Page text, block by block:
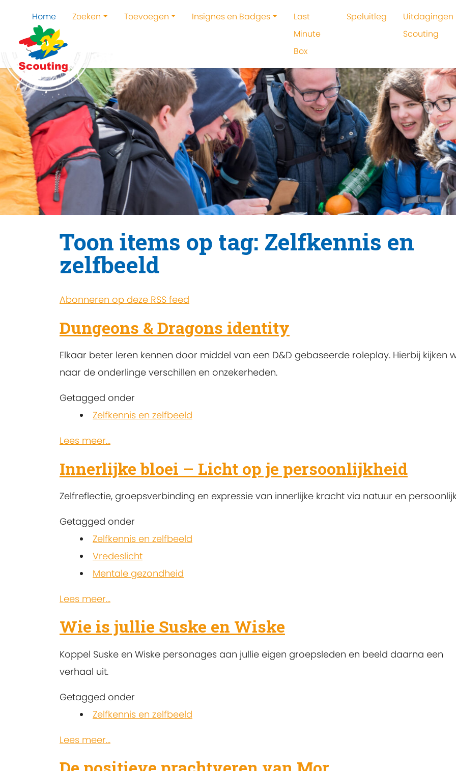
Home Zoeken Toevoegen Insignes en Badges
Last
Minute
Box
Speluitleg
Uitdagingen
Scouting
Toon items op tag: Zelfkennis en
zelfbeeld
Abonneren op deze RSS feed
Dungeons & Dragons identity
Elkaar beter leren kennen door middel van een D&D gebaseerde roleplay. Hierbij kijken
naar de onderlinge verschillen en onzekerheden.
Getagged onder
Zelfkennis en zelfbeeld
Lees meer...
Innerlijke bloei – Licht op je persoonlijkheid
Zelfreflectie, groepsverbinding en expressie van innerlijke kracht via natuur en
Getagged onder
Zelfkennis en zelfbeeld
Vredeslicht
Mentale gezondheid
Lees meer...
Wie is jullie Suske en Wiske
Koppel Suske en Wiske personages aan jullie eigen groepsleden en beeld daarna een
verhaal uit.
Getagged onder
Zelfkennis en zelfbeeld
Lees meer...